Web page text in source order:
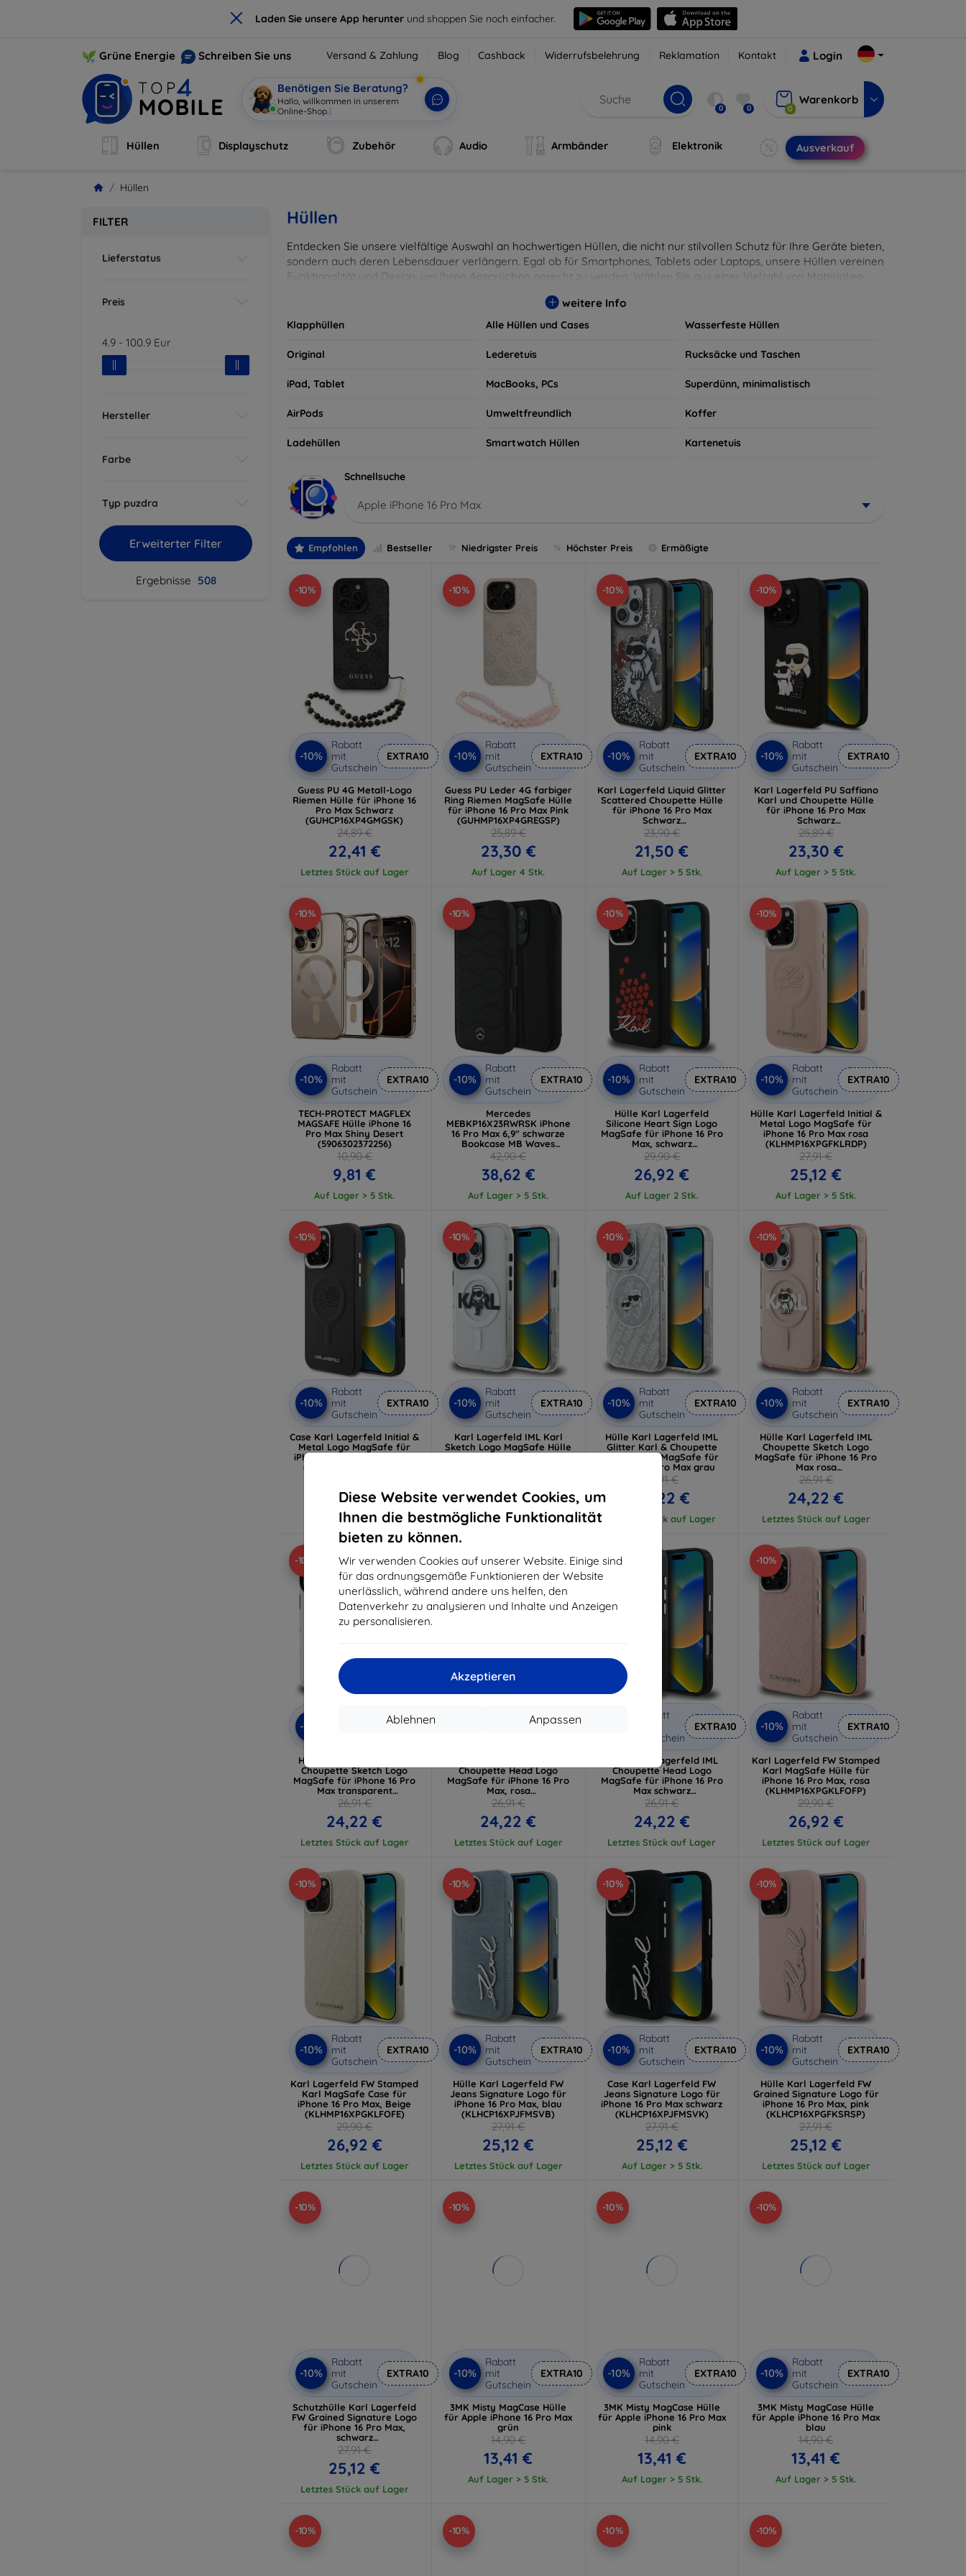
× Laden Sie unsere App herunter und shoppen Sie noch einfacher.
Diese Website verwendet Cookies, um
Ihnen die bestmögliche Funktionalität
bieten zu können.
Wir verwenden Cookies auf unserer Website. Einige sind
für das ordnungsgemäße Funktionieren der Website
unerlässlich, während andere uns helfen, den
Datenverkehr zu analysieren und Inhalte und Anzeigen
zu personalisieren.
Akzeptieren
Anpassen
Ablehnen
Grüne Energie Schreiben Sie uns Versand & Zahlung Blog Cashback Widerrufsbelehrung Reklamation Kontakt Login
Benötigen Sie Beratung?
Ich| 0 0 0
Warenkorb
Hüllen Displayschutz Zubehör Audio Armbänder Elektronik Ausverkauf
Hüllen
FILTER
Lieferstatus
Preis
4.9 - 100.9 Eur
Hersteller
Farbe
Typ puzdra
Erweiterter Filter
Ergebnisse 508
Hüllen
Entdecken Sie unsere vielfältige Auswahl an hochwertigen Hüllen, die nicht nur stilvollen Schutz für Ihre Geräte bieten,
sondern auch deren Lebensdauer verlängern. Egal ob für Smartphones, Tablets oder Laptops, unsere Hüllen vereinen
Funktionalität und Design, um Ihren Ansprüchen gerecht zu werden. Wählen Sie aus einer Vielzahl von Materialien
weitere Info
Klapphüllen Alle Hüllen und Cases Wasserfeste Hüllen
Original Lederetuis Rucksäcke und Taschen
iPad, Tablet MacBooks, PCs Superdünn, minimalistisch
AirPods Umweltfreundlich Koffer
Ladehüllen Smartwatch Hüllen Kartenetuis
Schnellsuche
Apple iPhone 16 Pro Max
Empfohlen Bestseller Niedrigster Preis Höchster Preis Ermäßigte
-10%
-10%
Rabatt
mit
Gutschein
EXTRA10
Guess PU 4G Metall-Logo
Riemen Hülle für iPhone 16
Pro Max Schwarz
(GUHCP16XP4GMGSK)
24,89 €
22,41 €
Letztes Stück auf Lager
-10%
-10%
Rabatt
mit
Gutschein
EXTRA10
Guess PU Leder 4G farbiger
Ring Riemen MagSafe Hülle
für iPhone 16 Pro Max Pink
(GUHMP16XP4GREGSP)
25,89 €
23,30 €
Auf Lager 4 Stk.
-10%
-10%
Rabatt
mit
Gutschein
EXTRA10
Karl Lagerfeld Liquid Glitter
Scattered Choupette Hülle
für iPhone 16 Pro Max
Schwarz
(KLHCP16XLCHSCTDK)
23,90 €
21,50 €
Auf Lager > 5 Stk.
-10%
-10%
Rabatt
mit
Gutschein
EXTRA10
Karl Lagerfeld PU Saffiano
Karl und Choupette Hülle
für iPhone 16 Pro Max
Schwarz
(KLHCP16XSANKCPK)
25,89 €
23,30 €
Auf Lager > 5 Stk.
-10%
-10%
Rabatt
mit
Gutschein
EXTRA10
TECH-PROTECT MAGFLEX
MAGSAFE Hülle iPhone 16
Pro Max Shiny Desert
(5906302372256)
10,90 €
9,81 €
Auf Lager > 5 Stk.
-10%
-10%
Rabatt
mit
Gutschein
EXTRA10
Mercedes
MEBKP16X23RWRSK iPhone
16 Pro Max 6,9" schwarze
Bookcase MB Waves
Leather
(MEBKP16X23RWRSK)
42,90 €
38,62 €
Auf Lager > 5 Stk.
-10%
-10%
Rabatt
mit
Gutschein
EXTRA10
Hülle Karl Lagerfeld
Silicone Heart Sign Logo
MagSafe für iPhone 16 Pro
Max, schwarz
(KLHMP16XSMHBKSK)
29,90 €
26,92 €
Auf Lager 2 Stk.
-10%
-10%
Rabatt
mit
Gutschein
EXTRA10
Hülle Karl Lagerfeld Initial &
Metal Logo MagSafe für
iPhone 16 Pro Max rosa
(KLHMP16XPGFKLRDP)
27,91 €
25,12 €
Auf Lager > 5 Stk.
-10%
-10%
Rabatt
mit
Gutschein
EXTRA10
Case Karl Lagerfeld Initial &
Metal Logo MagSafe für
iPhone 16 Pro Max schwarz
(KLHMP16XPGFKLRDK)
25,12 €
Auf Lager > 5 Stk.
-10%
-10%
Rabatt
mit
Gutschein
EXTRA10
Karl Lagerfeld IML Karl
Sketch Logo MagSafe Hülle
für iPhone 16 Pro Max,
24,22 €
Auf Lager > 5 Stk.
-10%
-10%
Rabatt
mit
Gutschein
EXTRA10
Hülle Karl Lagerfeld IML
Glitter Karl & Choupette
Heads Logo MagSafe für
iPhone 16 Pro Max grau
26,91 €
24,22 €
Letztes Stück auf Lager
-10%
-10%
Rabatt
mit
Gutschein
EXTRA10
Hülle Karl Lagerfeld IML
Choupette Sketch Logo
MagSafe für iPhone 16 Pro
Max rosa
(KLHMP16XHGCHGKBP)
26,91 €
24,22 €
Letztes Stück auf Lager
-10%
-10% EXTRA10
Hülle Karl Lagerfeld IML
Choupette Sketch Logo
MagSafe für iPhone 16 Pro
Max transparent
(KLHMP16XHGCHGKBT)
26,91 €
24,22 €
Letztes Stück auf Lager
-10%
EXTRA10
Choupette Head Logo
MagSafe für iPhone 16 Pro
Max, rosa
(KLHMP16XHMKBCHP)
26,91 €
24,22 €
Letztes Stück auf Lager
-10%
Rabatt
Gutschein
EXTRA10
Hülle Karl Lagerfeld IML
Choupette Head Logo
MagSafe für iPhone 16 Pro
Max schwarz
(KLHMP16XHMKBCHK)
26,91 €
24,22 €
Letztes Stück auf Lager
-10%
-10%
Rabatt
mit
Gutschein
EXTRA10
Karl Lagerfeld FW Stamped
Karl MagSafe Hülle für
iPhone 16 Pro Max, rosa
(KLHMP16XPGKLFOFP)
29,90 €
26,92 €
Letztes Stück auf Lager
-10%
-10%
Rabatt
mit
Gutschein
EXTRA10
Karl Lagerfeld FW Stamped
Karl MagSafe Case für
iPhone 16 Pro Max, Beige
(KLHMP16XPGKLFOFE)
29,90 €
26,92 €
Letztes Stück auf Lager
-10%
-10%
Rabatt
mit
Gutschein
EXTRA10
Hülle Karl Lagerfeld FW
Jeans Signature Logo für
iPhone 16 Pro Max, blau
(KLHCP16XPJFMSVB)
27,91 €
25,12 €
Letztes Stück auf Lager
-10%
-10%
Rabatt
mit
Gutschein
EXTRA10
Case Karl Lagerfeld FW
Jeans Signature Logo für
iPhone 16 Pro Max schwarz
(KLHCP16XPJFMSVK)
27,91 €
25,12 €
Auf Lager > 5 Stk.
-10%
-10%
Rabatt
mit
Gutschein
EXTRA10
Hülle Karl Lagerfeld FW
Grained Signature Logo für
iPhone 16 Pro Max, pink
(KLHCP16XPGFKSRSP)
27,91 €
25,12 €
Letztes Stück auf Lager
-10%
-10%
Rabatt
mit
Gutschein
EXTRA10
Schutzhülle Karl Lagerfeld
FW Grained Signature Logo
für iPhone 16 Pro Max,
schwarz
(KLHCP16XPGFKSRSK)
27,91 €
25,12 €
Letztes Stück auf Lager
-10%
-10%
Rabatt
mit
Gutschein
EXTRA10
3MK Misty MagCase Hülle
für Apple iPhone 16 Pro Max
grün
14,90 €
13,41 €
Auf Lager > 5 Stk.
-10%
-10%
Rabatt
mit
Gutschein
EXTRA10
3MK Misty MagCase Hülle
für Apple iPhone 16 Pro Max
pink
14,90 €
13,41 €
Auf Lager > 5 Stk.
-10%
-10%
Rabatt
mit
Gutschein
EXTRA10
3MK Misty MagCase Hülle
für Apple iPhone 16 Pro Max
blau
14,90 €
13,41 €
Auf Lager > 5 Stk.
-10% -10% -10% -10%